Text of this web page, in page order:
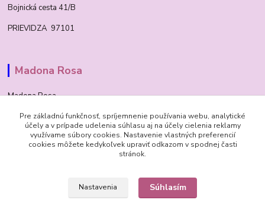
Bojnická cesta 41/B
PRIEVIDZA 97101
Madona Rosa
Madona Rosa
Richard
+421 905 276 211
Pre základnú funkčnosť, spríjemnenie používania webu, analytické
účely a v prípade udelenia súhlasu aj na účely cielenia reklamy
využívame súbory cookies. Nastavenie vlastných preferencií
cookies môžete kedykoľvek upraviť odkazom v spodnej časti
stránok.
Nastavenia Súhlasím